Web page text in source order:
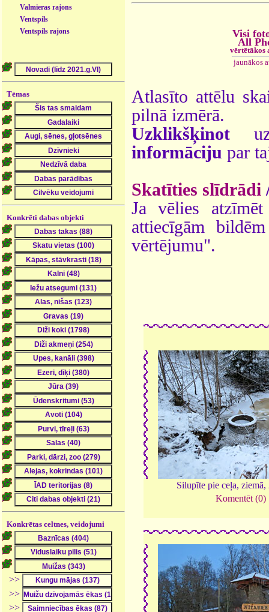
Valmieras rajons
Ventspils
Ventspils rajons
Tēmas
Konkrēti dabas objekti
Konkrētas celtnes, veidojumi
>>
>>
>>
Visi
All
vērtētākos
jaunākos
Atlasīto attēlu
pilnā izmērā.
Uzklikšķinot
informāciju par
Skatīties slīdrādi
Ja vēlies
attiecīgām
vērtējumu".
Silupīte pie ceļa, ziemā,
Komentēt (0)